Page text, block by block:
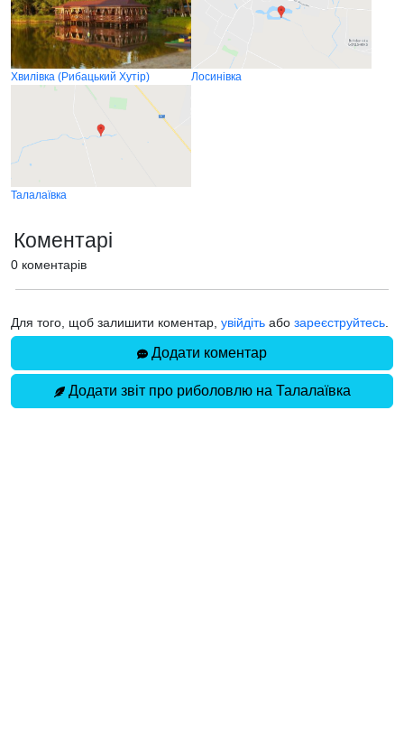
Хвилівка (Рибацький Хутiр) Лосинівка
Талалаївка
Коментарі
0 коментарів
Для того, щоб залишити коментар, увійдіть або зареєструйтесь
Додати коментар
Додати звіт про риболовлю на Талалаївка